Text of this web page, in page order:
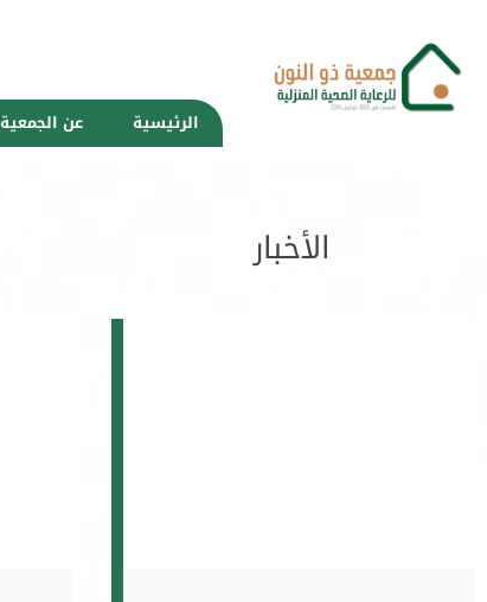
الرئيسية عن الجمعية
الأخبار